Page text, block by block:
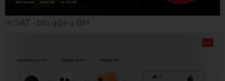
m:SAT - bilo gdje u BiH